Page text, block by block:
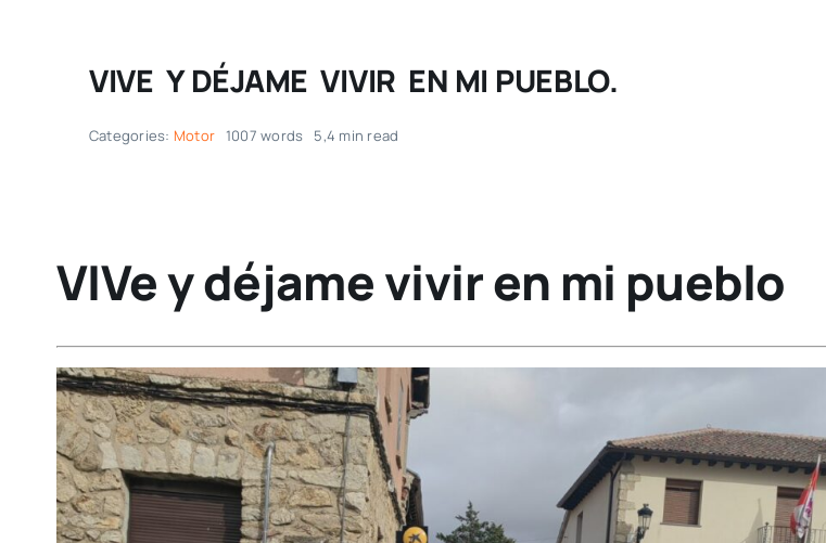
VIVE Y DÉJAME VIVIR EN MI PUEBLO.
Categories: Motor 1007 words 5,4 min read
VIVe y déjame vivir en mi pueblo